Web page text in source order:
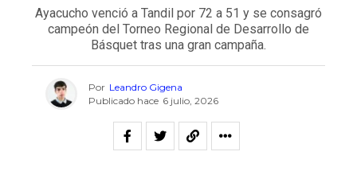
Ayacucho venció a Tandil por 72 a 51 y se consagró
campeón del Torneo Regional de Desarrollo de
Básquet tras una gran campaña.
Por Leandro Gigena
Publicado hace 6 julio, 2026